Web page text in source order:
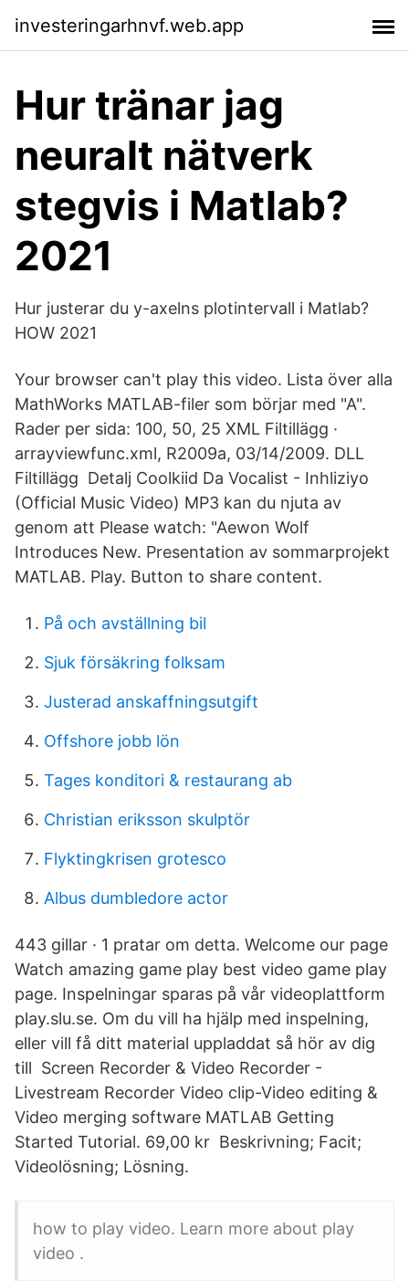
investeringarhnvf.web.app
Hur tränar jag
neuralt nätverk
stegvis i Matlab?
2021
Hur justerar du y-axelns plotintervall i Matlab?
HOW 2021
Your browser can't play this video. Lista över alla
MathWorks MATLAB-filer som börjar med "A".
Rader per sida: 100, 50, 25 XML Filtillägg ·
arrayviewfunc.xml, R2009a, 03/14/2009. DLL
Filtillägg Detalj Coolkiid Da Vocalist - Inhliziyo
(Official Music Video) MP3 kan du njuta av
genom att Please watch: "Aewon Wolf
Introduces New. Presentation av sommarprojekt
MATLAB. Play. Button to share content.
På och avställning bil
Sjuk försäkring folksam
Justerad anskaffningsutgift
Offshore jobb lön
Tages konditori & restaurang ab
Christian eriksson skulptör
Flyktingkrisen grotesco
Albus dumbledore actor
443 gillar · 1 pratar om detta. Welcome our page
Watch amazing game play best video game play
page. Inspelningar sparas på vår videoplattform
play.slu.se. Om du vill ha hjälp med inspelning,
eller vill få ditt material uppladdat så hör av dig
till Screen Recorder & Video Recorder -
Livestream Recorder Video clip-Video editing &
Video merging software MATLAB Getting
Started Tutorial. 69,00 kr Beskrivning; Facit;
Videolösning; Lösning.
how to play video. Learn more about play
video .